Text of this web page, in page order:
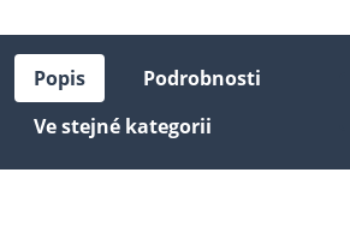
Popis
Podrobnosti
Ve stejné kategorii